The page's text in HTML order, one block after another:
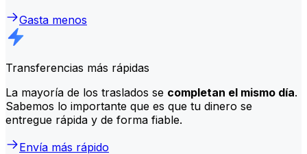
Gasta menos
Transferencias más rápidas
La mayoría de los traslados se completan el mismo día.
Sabemos lo importante que es que tu dinero se
entregue rápida y de forma fiable.
Envía más rápido